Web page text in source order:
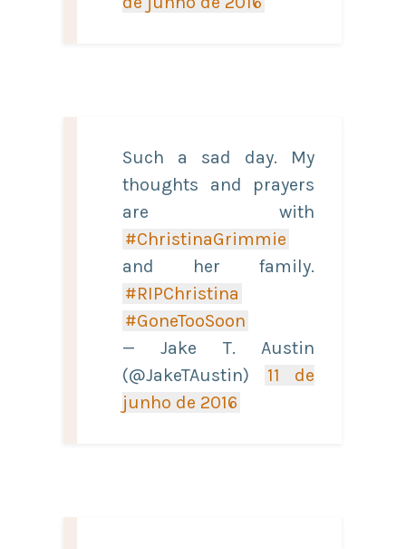
Such a sad day. My
thoughts and prayers
are with
#ChristinaGrimmie
and her family.
#RIPChristina
#GoneTooSoon
— Jake T. Austin
(@JakeTAustin)
11 de
junho de 2016